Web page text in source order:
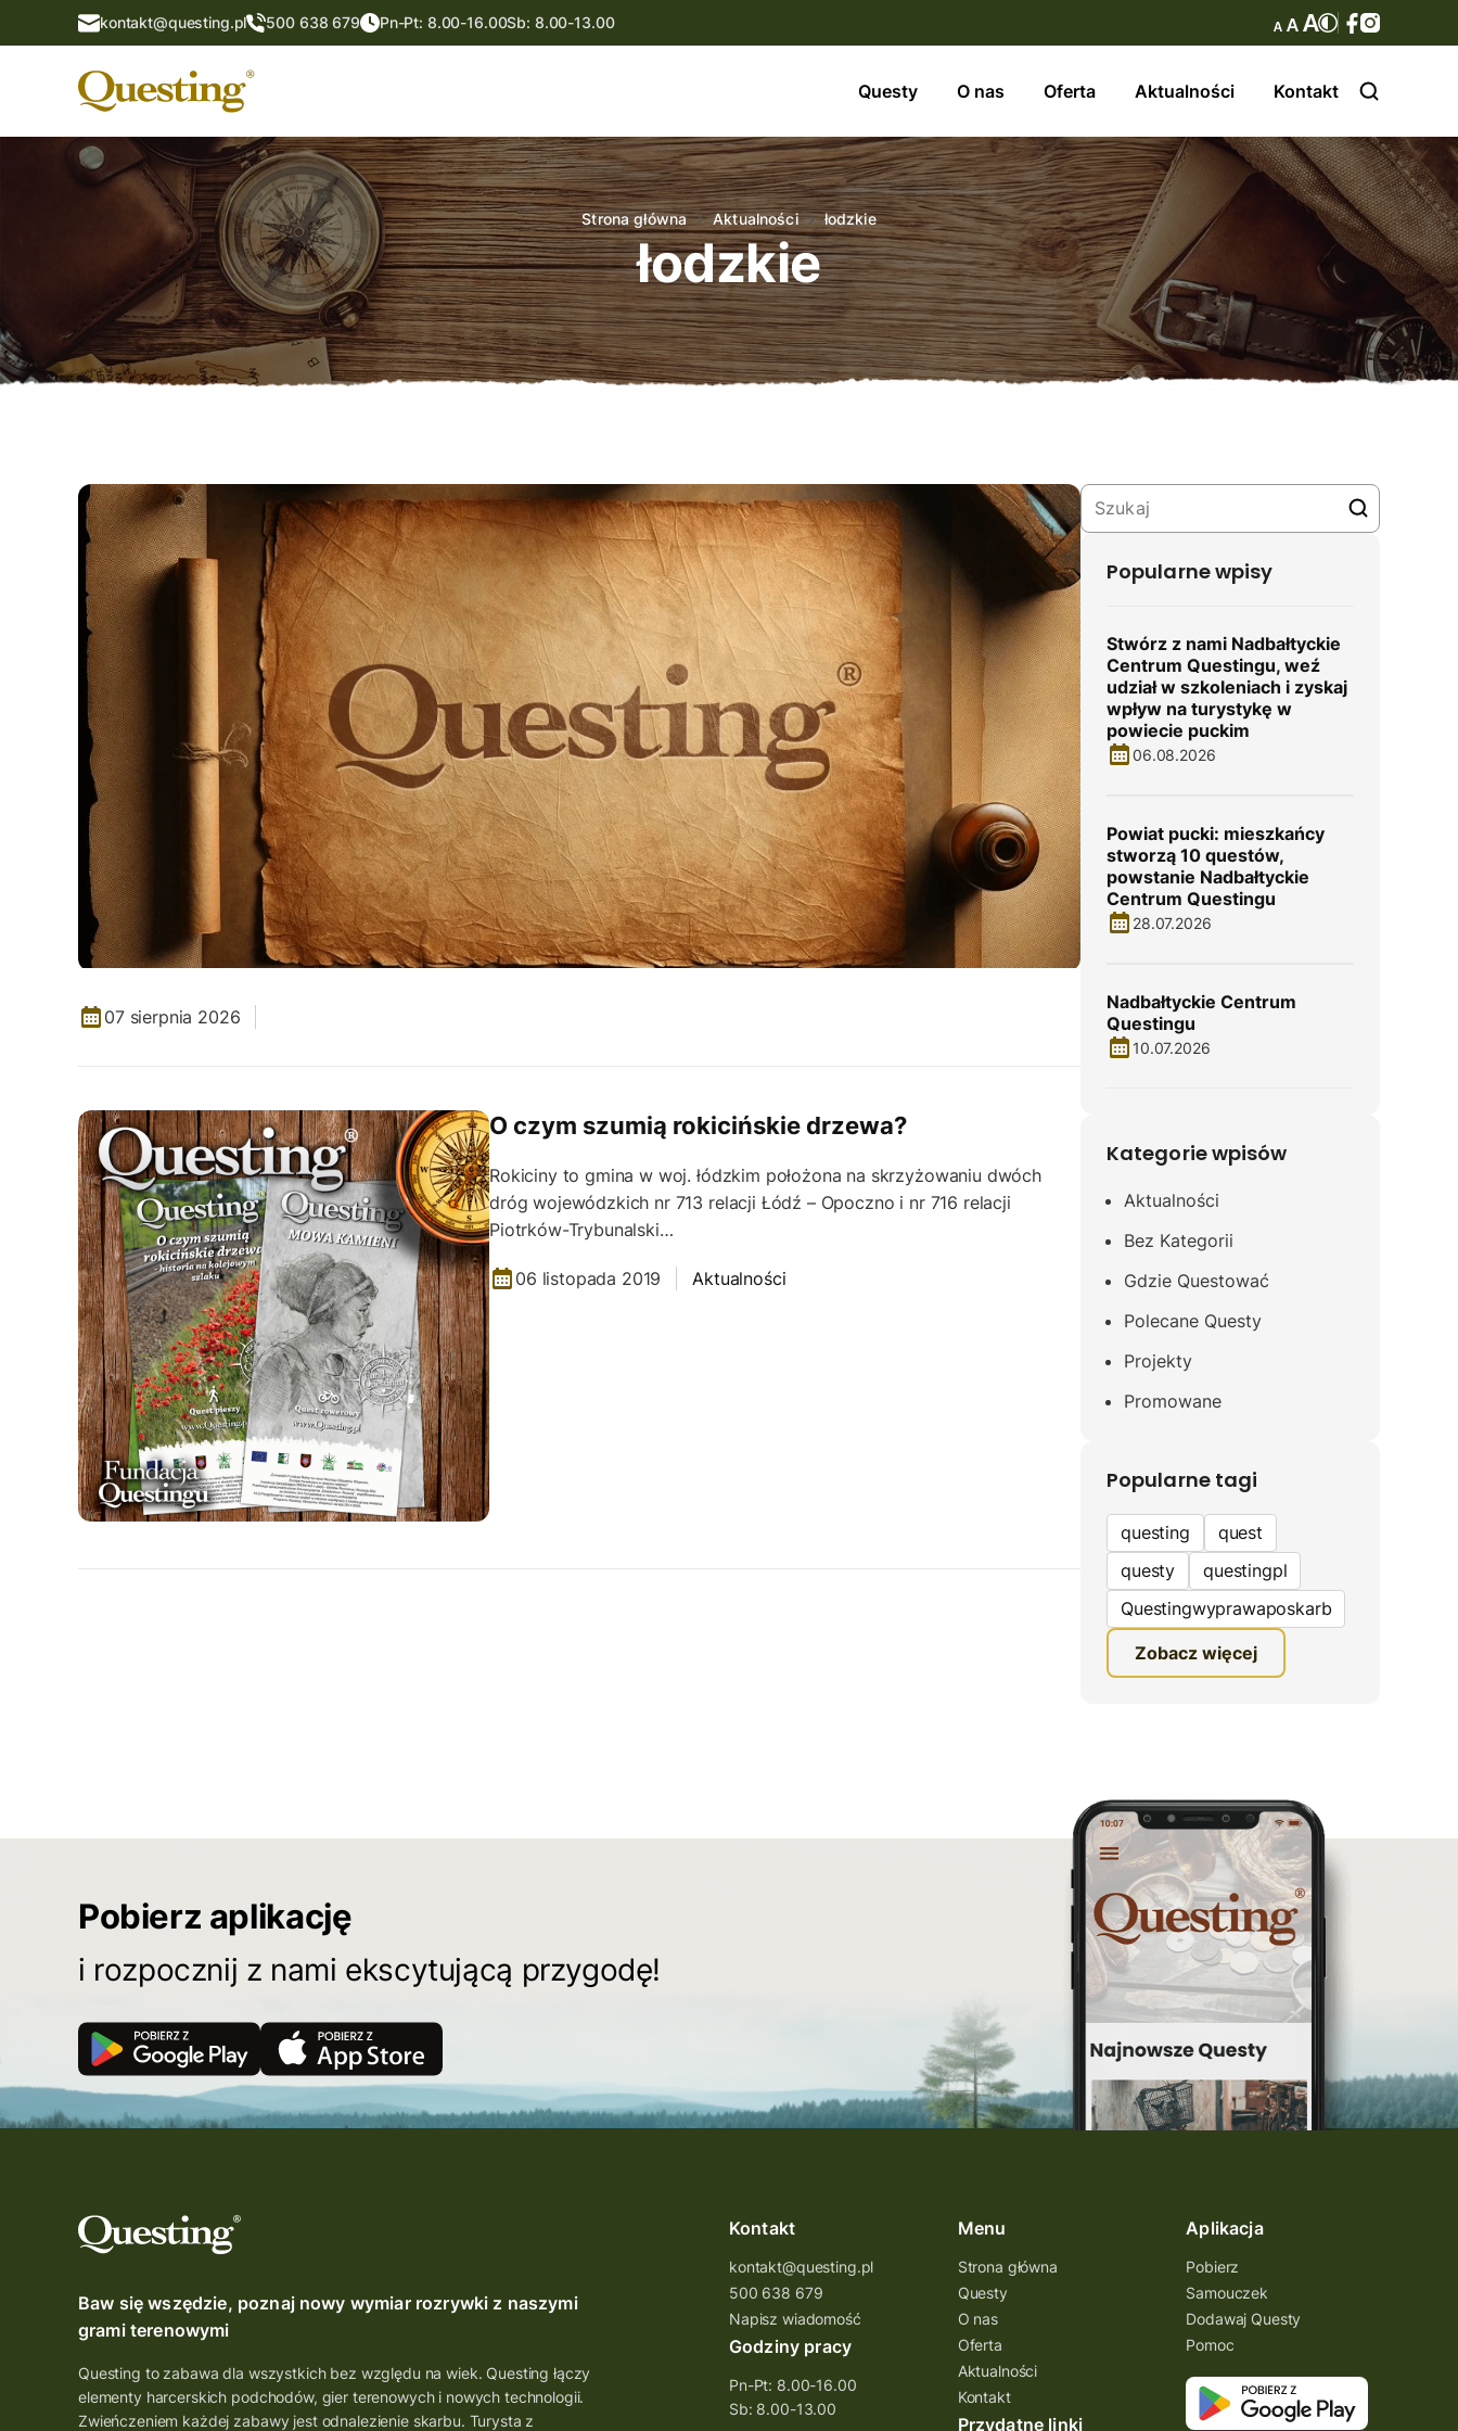
kontakt@questing.pl 500 638 679 Pn-Pt: 8.00-16.00Sb: 8.00-13.00
Questy O nas Oferta Aktualności Kontakt
O nas
Oferta
Aktualności
Kontakt
Strona główna Aktualności łodzkie
łodzkie
07 sierpnia 2026
O czym szumią rokicińskie drzewa?
Rokiciny to gmina w woj. łódzkim położona na skrzyżowaniu dwóch
dróg wojewódzkich nr 713 relacji Łódź – Opoczno i nr 716 relacji
Piotrków-Trybunalski…
06 listopada 2019 Aktualności
Popularne wpisy
Stwórz z nami Nadbałtyckie
Centrum Questingu, weź
udział w szkoleniach i zyskaj
wpływ na turystykę w
powiecie puckim
06.08.2026
Powiat pucki: mieszkańcy
stworzą 10 questów,
powstanie Nadbałtyckie
Centrum Questingu
28.07.2026
Nadbałtyckie Centrum
Questingu
10.07.2026
Kategorie wpisów
Aktualności
Bez Kategorii
Gdzie Questować
Polecane Questy
Projekty
Promowane
Popularne tagi
questing
quest
questy
questingpl
Questingwyprawaposkarb
edukacyjna gra terenowa
fundacja questingu
gra terenowa
Quest Mazurski
inauguracja questów
questing wyprawa po
skarb
inauguracja questu
grywalizacja
wyprawy odkrywców
turystyka piesza
konkurs
wycieczka
quest pieszy
planetpr
wielkopolska
turystyka z zagadkami
konkurs questy
quest rowerowy
Zobacz więcej
Pobierz aplikację
i rozpocznij z nami ekscytującą przygodę!
Baw się wszędzie, poznaj nowy wymiar rozrywki z naszymi
grami terenowymi
Questing to zabawa dla wszystkich bez względu na wiek. Questing łączy
elementy harcerskich podchodów, gier terenowych i nowych technologii.
Zwieńczeniem każdej zabawy jest odnalezienie skarbu. Turysta z
Kontakt
kontakt@questing.pl
500 638 679
Napisz wiadomość
Godziny pracy
Pn-Pt: 8.00-16.00
Sb: 8.00-13.00
Menu
Strona główna
Questy
O nas
Oferta
Aktualności
Kontakt
Przydatne linki
Aplikacja
Pobierz
Samouczek
Dodawaj Questy
Pomoc